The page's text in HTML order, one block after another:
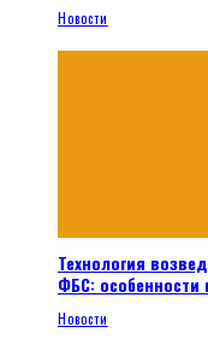
Новости
Технология
ФБС: особенности
Новости